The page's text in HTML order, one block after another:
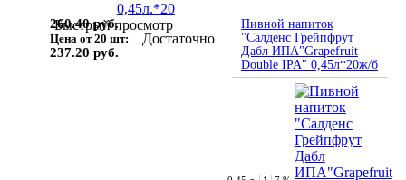
Быстрый просмотр
260.40 руб.
Цена от 20 шт:
237.20 руб.
Достаточно
Пивной напиток
"Салденс Грейпфрут
Дабл ИПА"Grapefruit
Double IPA" 0,45л*20ж/б